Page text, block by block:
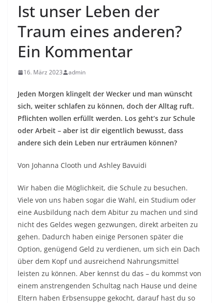
Ist unser Leben der
Traum eines anderen?
Ein Kommentar
16. März 2023 admin
Jeden Morgen klingelt der Wecker und man wünscht
sich, weiter schlafen zu können, doch der Alltag ruft.
Pflichten wollen erfüllt werden. Los geht’s zur Schule
oder Arbeit – aber ist dir eigentlich bewusst, dass
andere sich dein Leben nur erträumen können?
Von Johanna Clooth und Ashley Bavuidi
Wir haben die Möglichkeit, die Schule zu besuchen.
Viele von uns haben sogar die Wahl, ein Studium oder
eine Ausbildung nach dem Abitur zu machen und sind
nicht des Geldes wegen gezwungen, direkt arbeiten zu
gehen. Dadurch haben einige Personen später die
Option, genügend Geld zu verdienen, um sich ein Dach
über dem Kopf und ausreichend Nahrungsmittel
leisten zu können. Aber kennst du das – du kommst von
einem anstrengenden Schultag nach Hause und deine
Eltern haben Erbsensuppe gekocht, darauf hast du so